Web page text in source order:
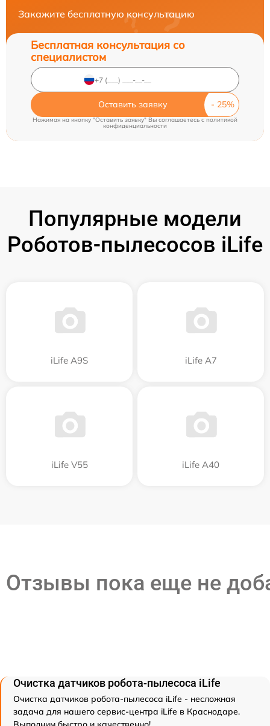
Закажите бесплатную консультацию
Бесплатная консультация со
специалистом
Оставить заявку
Нажимая на кнопку "Оставить заявку" Вы соглашаетесь c политикой
конфиденциальности
Популярные модели
Роботов-пылесосов iLife
iLife A9S iLife A7
iLife V55 iLife A40
Отзывы пока еще не
Очистка датчиков робота-пылесоса iLife
Очистка датчиков робота-пылесоса iLife - несложная
задача для нашего сервис-центра iLife в Краснодаре.